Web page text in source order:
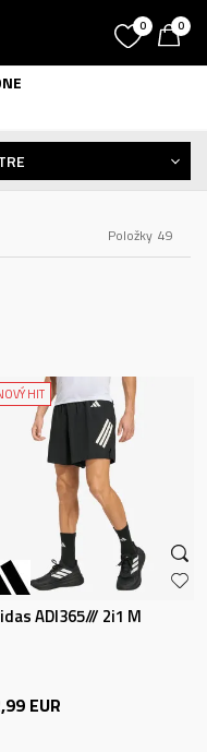
0 0
49
Položky
HIT
ADI365/// 2i1 M
EUR